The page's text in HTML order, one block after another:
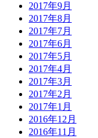
2017年9月
2017年8月
2017年7月
2017年6月
2017年5月
2017年4月
2017年3月
2017年2月
2017年1月
2016年12月
2016年11月